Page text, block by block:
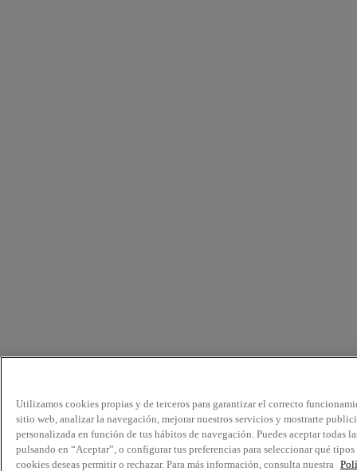
Utilizamos cookies propias y de terceros para garantizar el correcto
sitio web, analizar la navegación, mejorar nuestros servicios y mostrarte
personalizada en función de tus hábitos de navegación. Puedes aceptar todas
pulsando en “Aceptar”, o configurar tus preferencias para seleccionar qué tipos
cookies deseas permitir o rechazar. Para más información, consulta nuestra